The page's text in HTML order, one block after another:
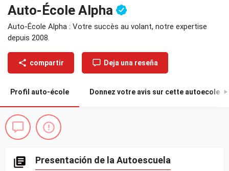
Auto-École Alpha
Auto-École Alpha : Votre succès au volant, notre expertise
depuis 2008.
compartir Deja una reseña
Profil auto-école Donnez votre avis sur cette autoecole 0
Presentación de la Autoescuela